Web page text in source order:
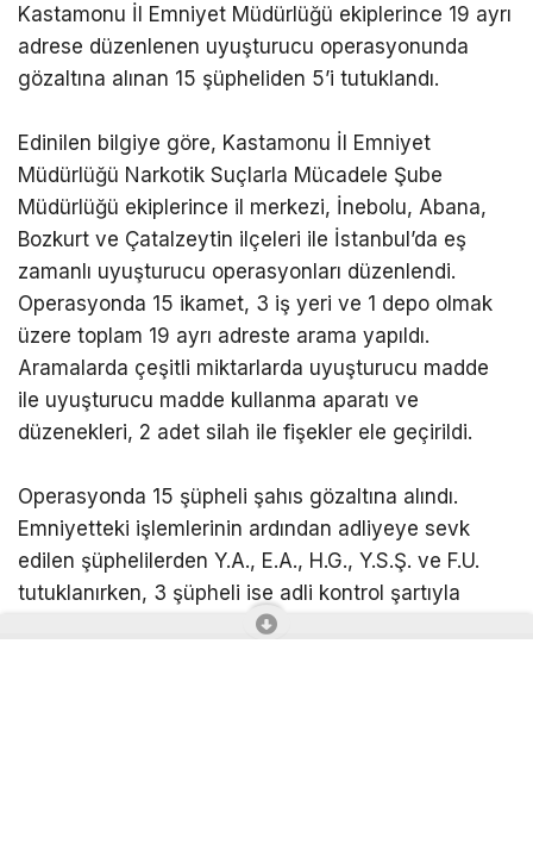
Kastamonu İl Emniyet Müdürlüğü ekiplerince 19 ayrı
adrese düzenlenen uyuşturucu operasyonunda
gözaltına alınan 15 şüpheliden 5’i tutuklandı.
Edinilen bilgiye göre, Kastamonu İl Emniyet
Müdürlüğü Narkotik Suçlarla Mücadele Şube
Müdürlüğü ekiplerince il merkezi, İnebolu, Abana,
Bozkurt ve Çatalzeytin ilçeleri ile İstanbul’da eş
zamanlı uyuşturucu operasyonları düzenlendi.
Operasyonda 15 ikamet, 3 iş yeri ve 1 depo olmak
üzere toplam 19 ayrı adreste arama yapıldı.
Aramalarda çeşitli miktarlarda uyuşturucu madde
ile uyuşturucu madde kullanma aparatı ve
düzenekleri, 2 adet silah ile fişekler ele geçirildi.
Operasyonda 15 şüpheli şahıs gözaltına alındı.
Emniyetteki işlemlerinin ardından adliyeye sevk
edilen şüphelilerden Y.A., E.A., H.G., Y.S.Ş. ve F.U.
tutuklanırken, 3 şüpheli ise adli kontrol şartıyla